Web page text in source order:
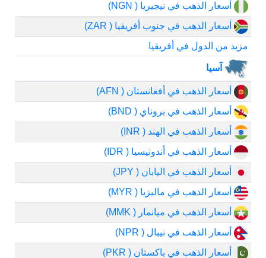
أسعار الذهب في نيجيريا ( NGN)
أسعار الذهب في جنوب أفريقيا ( ZAR)
مزيد من الدول في أفريقيا
آسيا
أسعار الذهب في أفغانستان ( AFN)
أسعار الذهب في بروناي ( BND)
أسعار الذهب في الهند ( INR)
أسعار الذهب في أندونيسيا ( IDR)
أسعار الذهب في اليابان ( JPY)
أسعار الذهب في ماليزيا ( MYR)
أسعار الذهب في ميانمار ( MMK)
أسعار الذهب في نيبال ( NPR)
أسعار الذهب في باكستان ( PKR)